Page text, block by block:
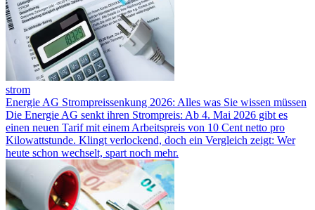
strom
Energie AG Strompreissenkung 2026: Alles was Sie wissen müssen
Die Energie AG senkt ihren Strompreis: Ab 4. Mai 2026 gibt es
einen neuen Tarif mit einem Arbeitspreis von 10 Cent netto pro
Kilowattstunde. Klingt verlockend, doch ein Vergleich zeigt: Wer
heute schon wechselt, spart noch mehr.